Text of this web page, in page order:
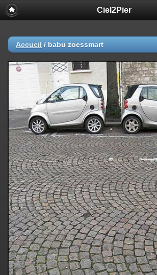
Ciel2Pier
Accueil / babu zoessmart